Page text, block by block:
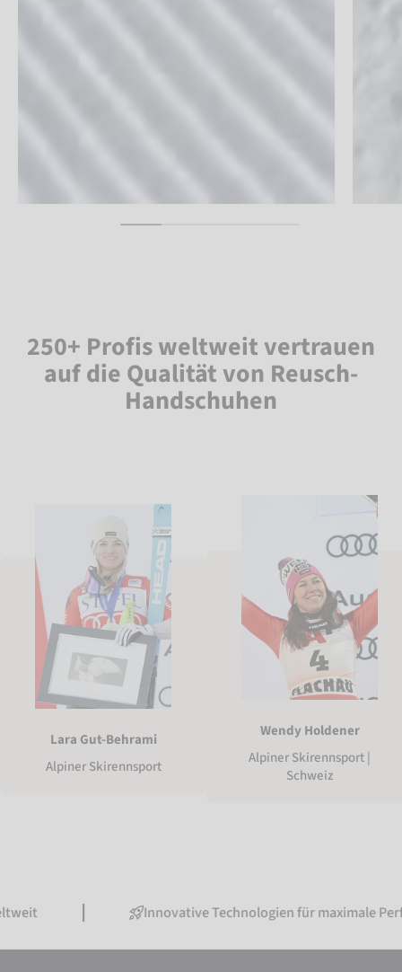
250+ Profis weltweit vertrauen
auf die Qualität von Reusch-
Handschuhen
Lara Gut-Behrami
Alpiner Skirennsport
Wendy Holdener
Alpiner Skirennsport |
Schweiz
Innovative Technologien für maximale Performance